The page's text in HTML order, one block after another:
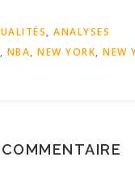
, ANALYSES
, NBA, NEW YORK, NEW